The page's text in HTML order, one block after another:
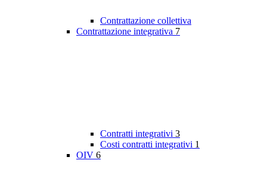
Contrattazione collettiva
Contrattazione integrativa 7
Contratti integrativi 3
Costi contratti integrativi 1
OIV 6